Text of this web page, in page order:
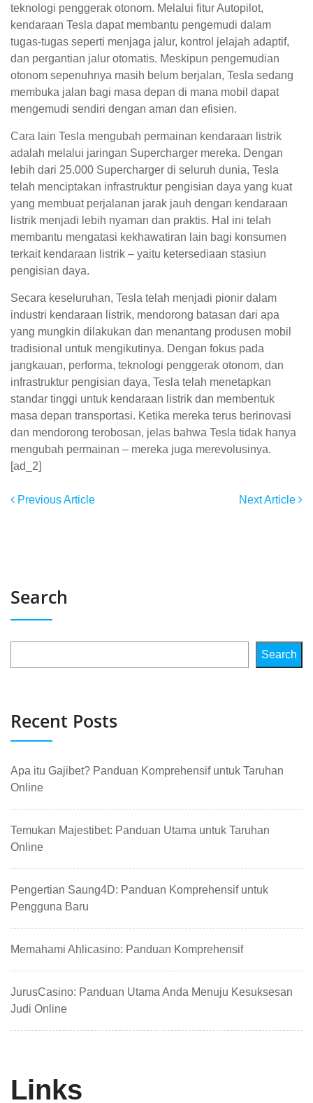
teknologi penggerak otonom. Melalui fitur Autopilot,
kendaraan Tesla dapat membantu pengemudi dalam
tugas-tugas seperti menjaga jalur, kontrol jelajah adaptif,
dan pergantian jalur otomatis. Meskipun pengemudian
otonom sepenuhnya masih belum berjalan, Tesla sedang
membuka jalan bagi masa depan di mana mobil dapat
mengemudi sendiri dengan aman dan efisien.
Cara lain Tesla mengubah permainan kendaraan listrik
adalah melalui jaringan Supercharger mereka. Dengan
lebih dari 25.000 Supercharger di seluruh dunia, Tesla
telah menciptakan infrastruktur pengisian daya yang kuat
yang membuat perjalanan jarak jauh dengan kendaraan
listrik menjadi lebih nyaman dan praktis. Hal ini telah
membantu mengatasi kekhawatiran lain bagi konsumen
terkait kendaraan listrik – yaitu ketersediaan stasiun
pengisian daya.
Secara keseluruhan, Tesla telah menjadi pionir dalam
industri kendaraan listrik, mendorong batasan dari apa
yang mungkin dilakukan dan menantang produsen mobil
tradisional untuk mengikutinya. Dengan fokus pada
jangkauan, performa, teknologi penggerak otonom, dan
infrastruktur pengisian daya, Tesla telah menetapkan
standar tinggi untuk kendaraan listrik dan membentuk
masa depan transportasi. Ketika mereka terus berinovasi
dan mendorong terobosan, jelas bahwa Tesla tidak hanya
mengubah permainan – mereka juga merevolusinya.
[ad_2]
Previous Article Next Article
Search
Search
Recent Posts
Apa itu Gajibet? Panduan Komprehensif untuk Taruhan
Online
Temukan Majestibet: Panduan Utama untuk Taruhan
Online
Pengertian Saung4D: Panduan Komprehensif untuk
Pengguna Baru
Memahami Ahlicasino: Panduan Komprehensif
JurusCasino: Panduan Utama Anda Menuju Kesuksesan
Judi Online
Links